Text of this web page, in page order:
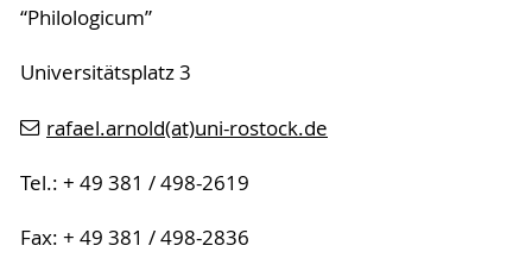
“Philologicum”
Universitätsplatz 3
rafael.arnold(at)uni-rostock.de
Tel.: + 49 381 / 498-2619
Fax: + 49 381 / 498-2836